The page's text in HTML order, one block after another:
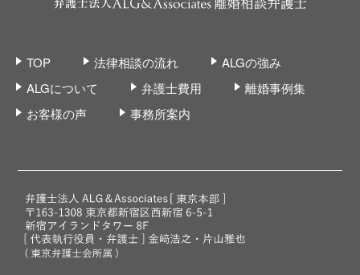
TOP 法律相談の流れ
ALGの強み
ALGについて
弁護士費用
離婚事例集
お客様の声
事務所案内